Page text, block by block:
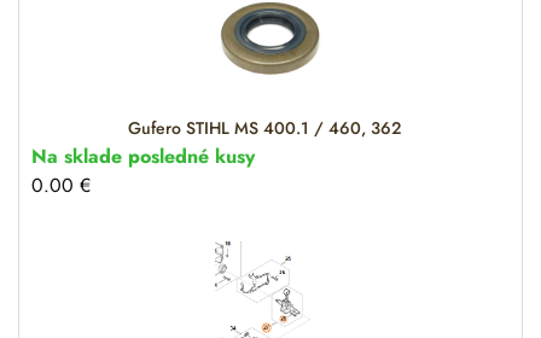
Gufero STIHL MS 400.1 / 460, 362
Na sklade posledné kusy
0.00 €